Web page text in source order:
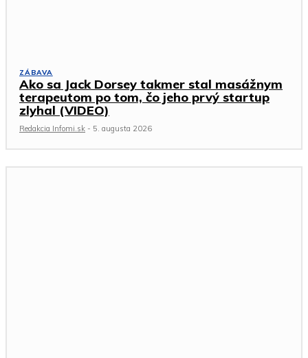
ZÁBAVA
Ako sa Jack Dorsey takmer stal masážnym
terapeutom po tom, čo jeho prvý startup
zlyhal (VIDEO)
Redakcia Infomi.sk - 5. augusta 2026